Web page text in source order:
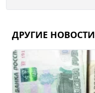
ДРУГИЕ НОВОСТИ